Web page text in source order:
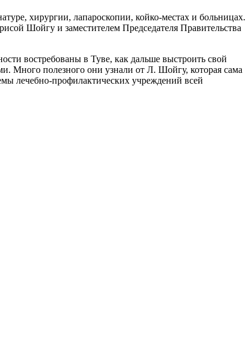
хирургии, лапароскопии, койко-местах и больницах.
Шойгу и заместителем Председателя Правительства
востребованы в Туве, как дальше выстроить свой
Много полезного они узнали от Л. Шойгу, которая сама
лечебно-профилактических учреждений всей